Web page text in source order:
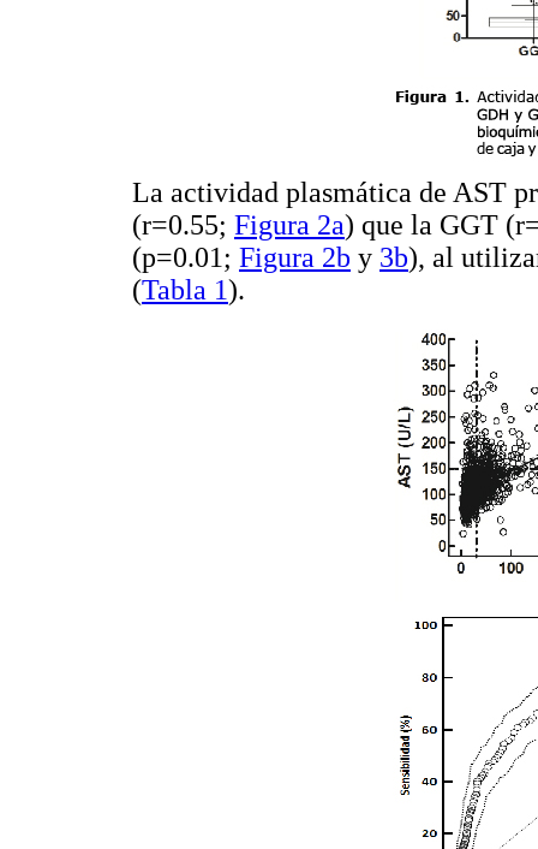
La actividad plasmática de AST
(r=0.55; Figura 2a) que la GGT
(p=0.01; Figura 2b y 3b), al
(Tabla 1).